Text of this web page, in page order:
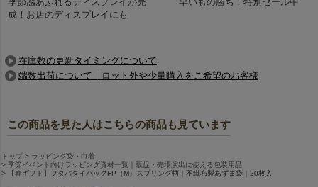
成！お店のディスプレイにも
在庫数の更新タイミングについて
端数出荷について｜ロット外や少量購入をご希望のお客様
この商品を見た人はこちらの商品も見ています
トップ
ラッピング袋・巾着
季節イベント向けラッピング資材一覧｜販促・売場演出に使える包装用品
【春ギフト】フタバタイパックFP（M）スプリング柄｜不織布製あずま袋｜20枚入